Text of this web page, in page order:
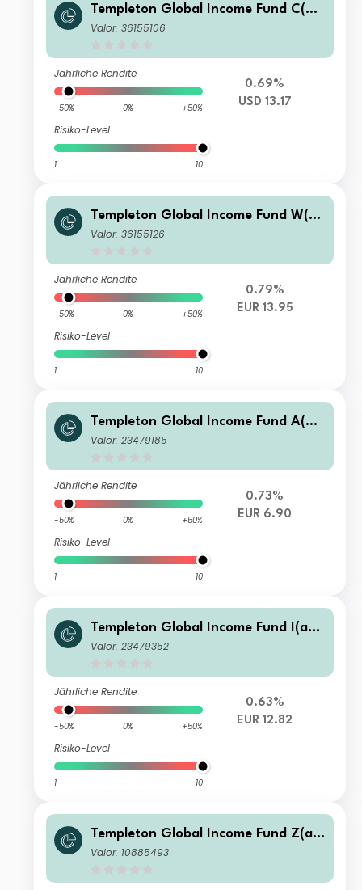
Templeton Global Income Fund C(Ac
c)USD
Valor: 36155106
Jährliche Rendite
-50% 0% +50%
Risiko-Level
1 10
0.69%
USD 13.17
Templeton Global Income Fund W(Ac
c)EUR
Valor: 36155126
Jährliche Rendite
-50% 0% +50%
Risiko-Level
1 10
0.79%
EUR 13.95
Templeton Global Income Fund A(Qd
is)EUR-H1
Valor: 23479185
Jährliche Rendite
-50% 0% +50%
Risiko-Level
1 10
0.73%
EUR 6.90
Templeton Global Income Fund I(ac
c)EUR-H1
Valor: 23479352
Jährliche Rendite
-50% 0% +50%
Risiko-Level
1 10
0.63%
EUR 12.82
Templeton Global Income Fund Z(ac
c)USD
Valor: 10885493